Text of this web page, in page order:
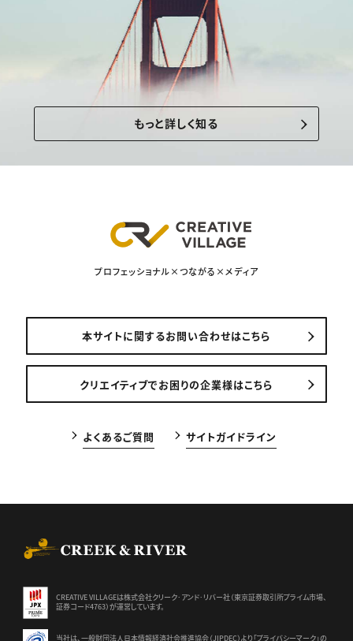
もっと詳しく知る
プロフェッショナル×つながる×メディア
本サイトに関するお問い合わせはこちら
クリエイティブでお困りの企業様はこちら
よくあるご質問 サイトガイドライン
CREATIVE VILLAGEは株式会社クリーク･アンド･リバー社（東京証券取引所プライム市場、
証券コード4763）が運営しています。
当社は、一般財団法人日本情報経済社会推進協会（JIPDEC）より 「プライバシーマーク」の